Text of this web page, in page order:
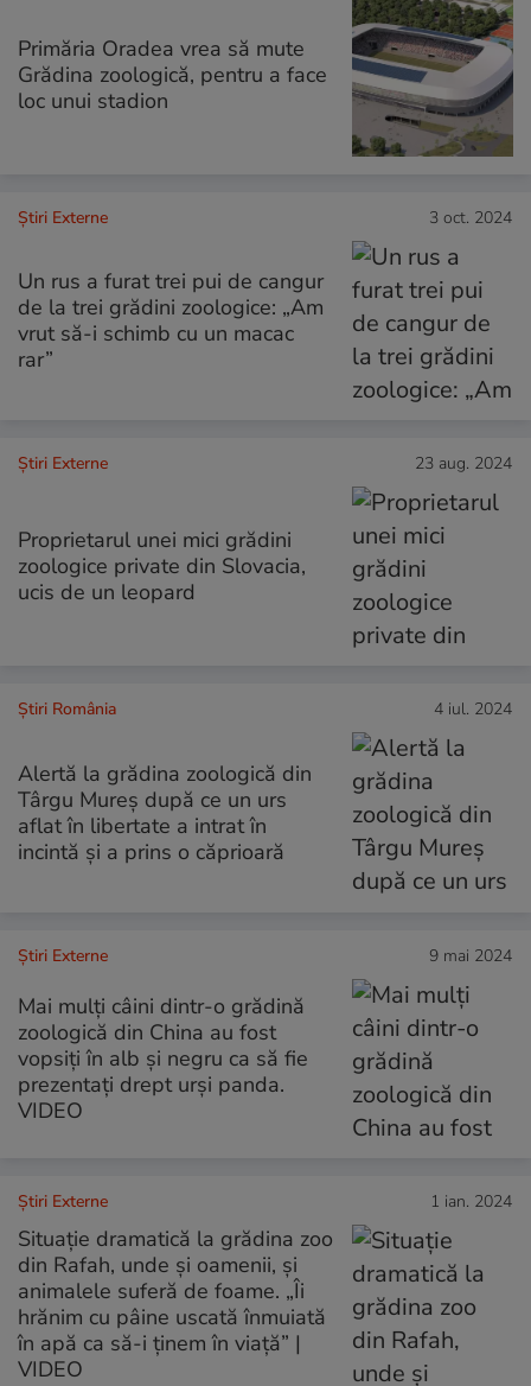
Primăria Oradea vrea să mute
Grădina zoologică, pentru a face
loc unui stadion
Știri Externe 3 oct. 2024
Un rus a furat trei pui de cangur
de la trei grădini zoologice: „Am
vrut să-i schimb cu un macac
rar”
Știri Externe 23 aug. 2024
Proprietarul unei mici grădini
zoologice private din Slovacia,
ucis de un leopard
Știri România 4 iul. 2024
Alertă la grădina zoologică din
Târgu Mureș după ce un urs
aflat în libertate a intrat în
incintă și a prins o căprioară
Știri Externe 9 mai 2024
Mai mulți câini dintr-o grădină
zoologică din China au fost
vopsiți în alb și negru ca să fie
prezentați drept urși panda.
VIDEO
Știri Externe 1 ian. 2024
Situație dramatică la grădina zoo
din Rafah, unde și oamenii, și
animalele suferă de foame. „Îi
hrănim cu pâine uscată înmuiată
în apă ca să-i ținem în viață” |
VIDEO